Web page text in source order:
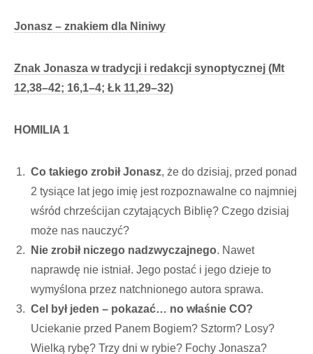
Jonasz – znakiem dla Niniwy
Znak Jonasza w tradycji i redakcji synoptycznej (Mt
12,38–42; 16,1–4; Łk 11,29–32)
HOMILIA 1
Co takiego zrobił Jonasz, że do dzisiaj, przed ponad
2 tysiące lat jego imię jest rozpoznawalne co najmniej
wśród chrześcijan czytających Biblię? Czego dzisiaj
może nas nauczyć?
Nie zrobił niczego nadzwyczajnego. Nawet
naprawdę nie istniał. Jego postać i jego dzieje to
wymyślona przez natchnionego autora sprawa.
Cel był jeden – pokazać… no właśnie CO?
Uciekanie przed Panem Bogiem? Sztorm? Losy?
Wielką rybę? Trzy dni w rybie? Fochy Jonasza?